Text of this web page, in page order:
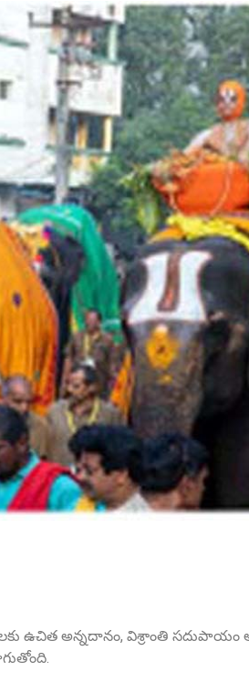
Sri Vutturi
Founder Donor & TG
Smt.
Founder
Sri
Founder
ఉచిత అన్నదానం, విశ్రాంతి సదుపాయం